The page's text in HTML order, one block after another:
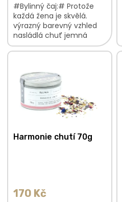
#Bylinný čaj:# Protože
každá žena je skvělá.
výrazný barevný vzhled
nasládlá chuť jemná
květinová vůně V
bylinkové směsi najdete:
Harmonie chutí 70g
170 Kč